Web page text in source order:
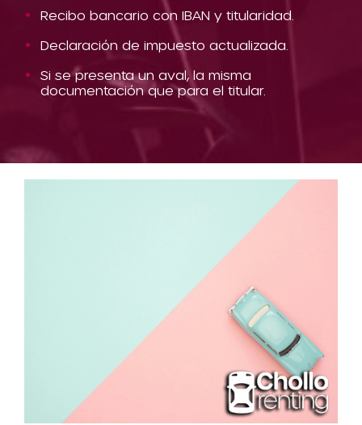
Recibo bancario con IBAN y titularidad.
Declaración de impuesto actualizada.
Si se presenta un aval, la misma
documentación que para el titular.